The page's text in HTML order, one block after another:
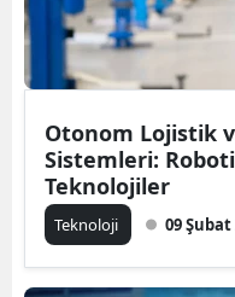
Otonom Lojistik
Sistemleri:
Teknolojiler
Teknoloji 09 Şubat